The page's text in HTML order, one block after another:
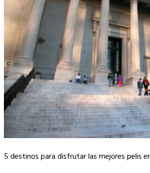
5 destinos para disfrutar las mejores pelis